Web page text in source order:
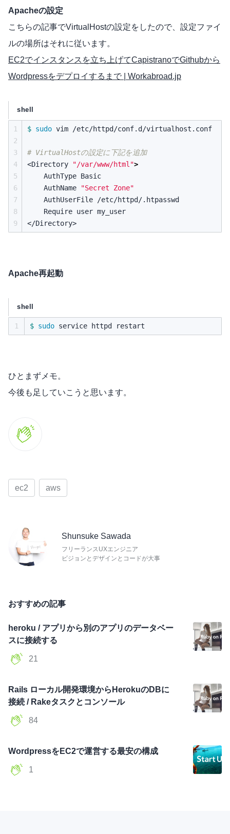
Apacheの設定
こちらの記事でVirtualHostの設定をしたので、設定ファイ
ルの場所はそれに従います。
EC2でインスタンスを立ち上げてCapistranoでGithubから
Wordpressをデプロイするまで | Workabroad.jp
shell
1
2
3
4
5
6
7
8
9
$ sudo vim /etc/httpd/conf.d/virtualhost.conf
# VirtualHostの設定に下記を追加
<Directory
"/var/www/html">
    AuthType Basic
    AuthName
"Secret Zone"
    AuthUserFile /etc/httpd/.htpasswd
    Require user my_user
Apache再起動
shell
1 $ sudo
ひとまずメモ。
今後も足していこうと思います。
ec2 aws
Shunsuke Sawada
フリーランスUXエンジニア
ビジョンとデザインとコードが大事
おすすめの記事
heroku / アプリから別のアプリのデータベー
スに接続する
21
Rails ローカル開発環境からHerokuのDBに
接続 / Rakeタスクとコンソール
84
WordpressをEC2で運営する最安の構成
1